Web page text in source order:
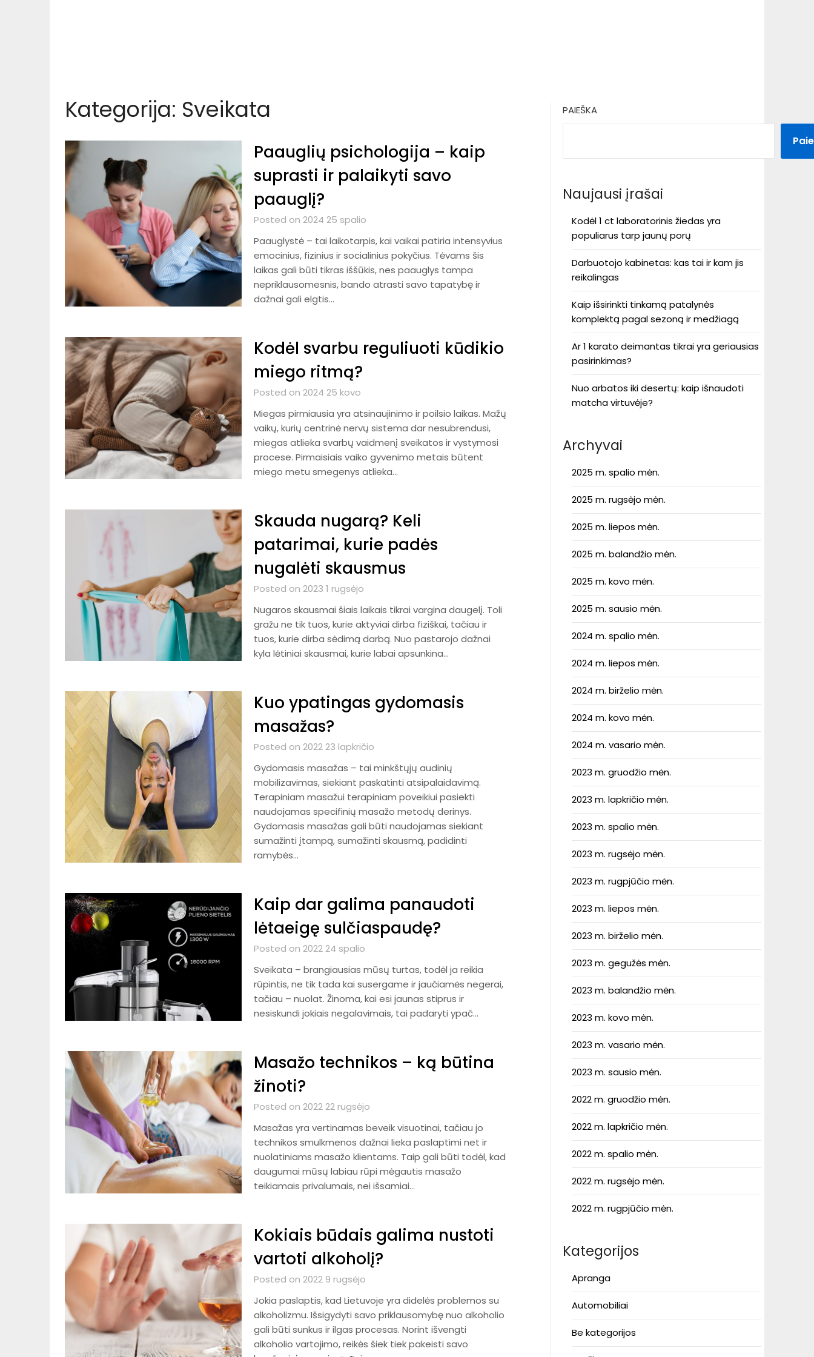
Kategorija: Sveikata
Paauglių psichologija – kaip
suprasti ir palaikyti savo
paauglį?
Posted on 2024 25 spalio
Paauglystė – tai laikotarpis, kai vaikai patiria intensyvius
emocinius, fizinius ir socialinius pokyčius. Tėvams šis
laikas gali būti tikras iššūkis, nes paauglys tampa
nepriklausomesnis, bando atrasti savo tapatybę ir
dažnai gali elgtis…
Kodėl svarbu reguliuoti kūdikio
miego ritmą?
Posted on 2024 25 kovo
Miegas pirmiausia yra atsinaujinimo ir poilsio laikas. Mažų
vaikų, kurių centrinė nervų sistema dar nesubrendusi,
miegas atlieka svarbų vaidmenį sveikatos ir vystymosi
procese. Pirmaisiais vaiko gyvenimo metais būtent
miego metu smegenys atlieka…
Skauda nugarą? Keli
patarimai, kurie padės
nugalėti skausmus
Posted on 2023 1 rugsėjo
Nugaros skausmai šiais laikais tikrai vargina daugelį. Toli
gražu ne tik tuos, kurie aktyviai dirba fiziškai, tačiau ir
tuos, kurie dirba sėdimą darbą. Nuo pastarojo dažnai
kyla lėtiniai skausmai, kurie labai apsunkina…
Kuo ypatingas gydomasis
masažas?
Posted on 2022 23 lapkričio
Gydomasis masažas – tai minkštųjų audinių
mobilizavimas, siekiant paskatinti atsipalaidavimą.
Terapiniam masažui terapiniam poveikiui pasiekti
naudojamas specifinių masažo metodų derinys.
Gydomasis masažas gali būti naudojamas siekiant
sumažinti įtampą, sumažinti skausmą, padidinti
ramybės…
Kaip dar galima panaudoti
lėtaeigę sulčiaspaudę?
Posted on 2022 24 spalio
Sveikata – brangiausias mūsų turtas, todėl ja reikia
rūpintis, ne tik tada kai susergame ir jaučiamės negerai,
tačiau – nuolat. Žinoma, kai esi jaunas stiprus ir
nesiskundi jokiais negalavimais, tai padaryti ypač…
Masažo technikos – ką būtina
žinoti?
Posted on 2022 22 rugsėjo
Masažas yra vertinamas beveik visuotinai, tačiau jo
technikos smulkmenos dažnai lieka paslaptimi net ir
nuolatiniams masažo klientams. Taip gali būti todėl, kad
daugumai mūsų labiau rūpi mėgautis masažo
teikiamais privalumais, nei išsamiai…
Kokiais būdais galima nustoti
vartoti alkoholį?
Posted on 2022 9 rugsėjo
Jokia paslaptis, kad Lietuvoje yra didelės problemos su
alkoholizmu. Išsigydyti savo priklausomybę nuo alkoholio
gali būti sunkus ir ilgas procesas. Norint išvengti
alkoholio vartojimo, reikės šiek tiek pakeisti savo
PAIEŠKA
Naujausi įrašai
Kodėl 1 ct laboratorinis žiedas yra
populiarus tarp jaunų porų
Darbuotojo kabinetas: kas tai ir kam jis
reikalingas
Kaip išsirinkti tinkamą patalynės
komplektą pagal sezoną ir medžiagą
Ar 1 karato deimantas tikrai yra geriausias
pasirinkimas?
Nuo arbatos iki desertų: kaip išnaudoti
matcha virtuvėje?
Archyvai
2025 m. spalio mėn.
2025 m. rugsėjo mėn.
2025 m. liepos mėn.
2025 m. balandžio mėn.
2025 m. kovo mėn.
2025 m. sausio mėn.
2024 m. spalio mėn.
2024 m. liepos mėn.
2024 m. birželio mėn.
2024 m. kovo mėn.
2024 m. vasario mėn.
2023 m. gruodžio mėn.
2023 m. lapkričio mėn.
2023 m. spalio mėn.
2023 m. rugsėjo mėn.
2023 m. rugpjūčio mėn.
2023 m. liepos mėn.
2023 m. birželio mėn.
2023 m. gegužės mėn.
2023 m. balandžio mėn.
2023 m. kovo mėn.
2023 m. vasario mėn.
2023 m. sausio mėn.
2022 m. gruodžio mėn.
2022 m. lapkričio mėn.
2022 m. spalio mėn.
2022 m. rugsėjo mėn.
2022 m. rugpjūčio mėn.
Kategorijos
Apranga
Automobiliai
Be kategorijos